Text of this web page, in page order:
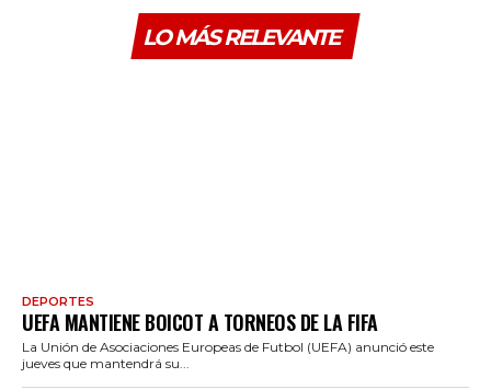
LO MÁS RELEVANTE
DEPORTES
UEFA MANTIENE BOICOT A TORNEOS DE LA FIFA
La Unión de Asociaciones Europeas de Futbol (UEFA) anunció este
jueves que mantendrá su...